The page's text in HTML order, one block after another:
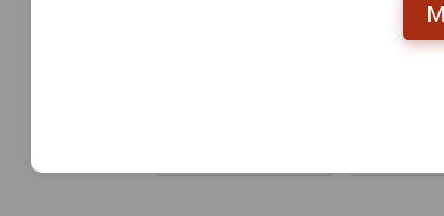
Saint
Millesime